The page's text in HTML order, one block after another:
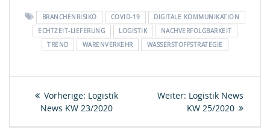
BRANCHENRISIKO COVID-19
DIGITALE KOMMUNIKATION
ECHTZEIT-LIEFERUNG
LOGISTIK
NACHVERFOLGBARKEIT
TREND
WARENVERKEHR WASSERSTOFFSTRATEGIE
Beitragsnavigation
Vorherige: Vorheriger
Beitrag:
Logistik
News KW 23/2020
Weiter: Nächster
Beitrag:
Logistik News
KW 25/2020